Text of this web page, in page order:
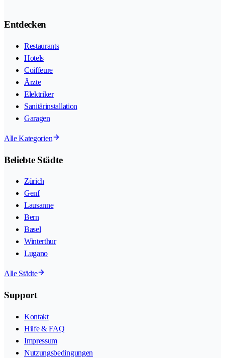
Entdecken
Restaurants
Hotels
Coiffeure
Ärzte
Elektriker
Sanitärinstallation
Garagen
Alle Kategorien
Beliebte Städte
Zürich
Genf
Lausanne
Bern
Basel
Winterthur
Lugano
Alle Städte
Support
Kontakt
Hilfe & FAQ
Impressum
Nutzungsbedingungen